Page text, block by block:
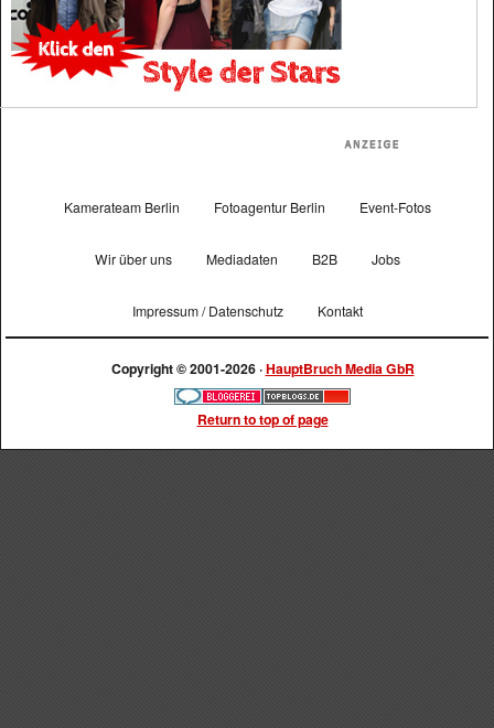
Kamerateam Berlin Fotoagentur Berlin Event-Fotos
Wir über uns Mediadaten B2B Jobs
Impressum / Datenschutz Kontakt
Copyright © 2001-2026 ·HauptBruch Media GbR
Return to top of page